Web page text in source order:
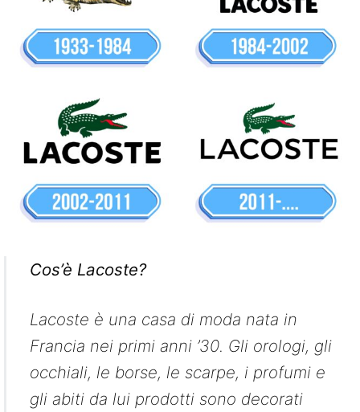
Cos’è Lacoste?
Lacoste è una casa di moda nata in
Francia nei primi anni ’30. Gli orologi, gli
occhiali, le borse, le scarpe, i profumi e
gli abiti da lui prodotti sono decorati